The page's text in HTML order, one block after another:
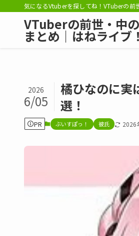
気になるVtuberを探してね！VTuberの前
VTuberの前世・中
まとめ｜はねライブ
橘ひなのに実
選！
2026
6/05
PR ぶいすぽっ！ 彼氏 2026